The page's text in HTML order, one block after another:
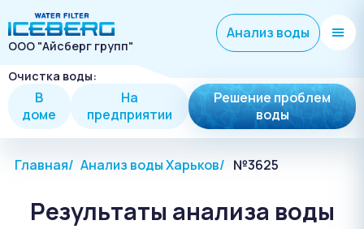
ООО "Айсберг групп"
Анализ воды
Очистка воды:
В
доме
На
предприятии
Решение проблем
воды
Главная Анализ воды Харьков №3625
Результаты анализа воды